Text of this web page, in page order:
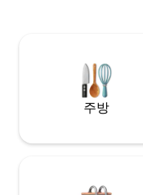
with a BBQ,
주방